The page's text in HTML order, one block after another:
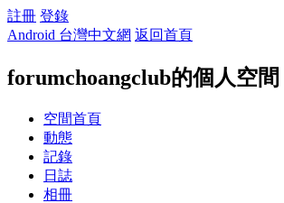
註冊 登錄
Android 台灣中文網 返回首頁
forumchoangclub的個人空間
空間首頁
動態
記錄
日誌
相冊